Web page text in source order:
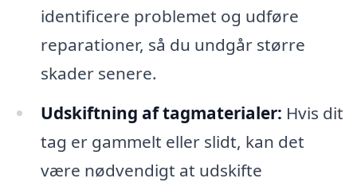
identificere problemet og udføre
reparationer, så du undgår større
skader senere.
Udskiftning af tagmaterialer: Hvis dit
tag er gammelt eller slidt, kan det
være nødvendigt at udskifte